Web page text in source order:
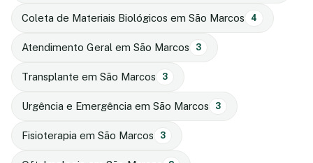
Coleta de Materiais Biológicos em São Marcos 4
Atendimento Geral em São Marcos 3
Transplante em São Marcos 3
Urgência e Emergência em São Marcos 3
Fisioterapia em São Marcos 3